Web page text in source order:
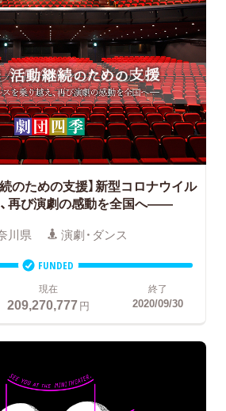
のための支援】新型コロナウイル
再び演劇の感動を全国へ――
川県 演劇・ダンス
FUNDED
現在
209,270,777円
終了
2020/09/30